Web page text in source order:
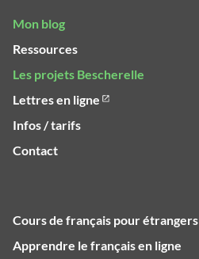
Mon blog
Ressources
Les projets Bescherelle
Lettres en ligne
Infos / tarifs
Contact
Cours de français pour étrangers
Apprendre le français en ligne